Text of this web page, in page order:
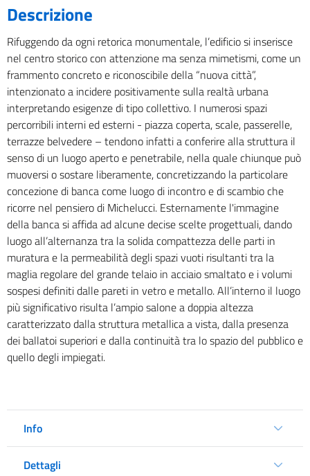
Descrizione
Rifuggendo da ogni retorica monumentale, l’edificio si inserisce
nel centro storico con attenzione ma senza mimetismi, come un
frammento concreto e riconoscibile della “nuova città”,
intenzionato a incidere positivamente sulla realtà urbana
interpretando esigenze di tipo collettivo. I numerosi spazi
percorribili interni ed esterni - piazza coperta, scale, passerelle,
terrazze belvedere – tendono infatti a conferire alla struttura il
senso di un luogo aperto e penetrabile, nella quale chiunque può
muoversi o sostare liberamente, concretizzando la particolare
concezione di banca come luogo di incontro e di scambio che
ricorre nel pensiero di Michelucci. Esternamente l'immagine
della banca si affida ad alcune decise scelte progettuali, dando
luogo all’alternanza tra la solida compattezza delle parti in
muratura e la permeabilità degli spazi vuoti risultanti tra la
maglia regolare del grande telaio in acciaio smaltato e i volumi
sospesi definiti dalle pareti in vetro e metallo. All’interno il luogo
più significativo risulta l’ampio salone a doppia altezza
caratterizzato dalla struttura metallica a vista, dalla presenza
dei ballatoi superiori e dalla continuità tra lo spazio del pubblico e
quello degli impiegati.
Info
Dettagli